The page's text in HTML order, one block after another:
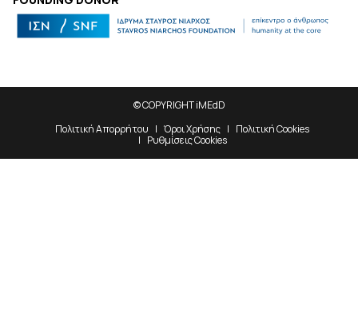
© COPYRIGHT iMEdD
Πολιτική Απορρήτου
Όροι Χρήσης
Πολιτική Cookies
Ρυθμίσεις Cookies